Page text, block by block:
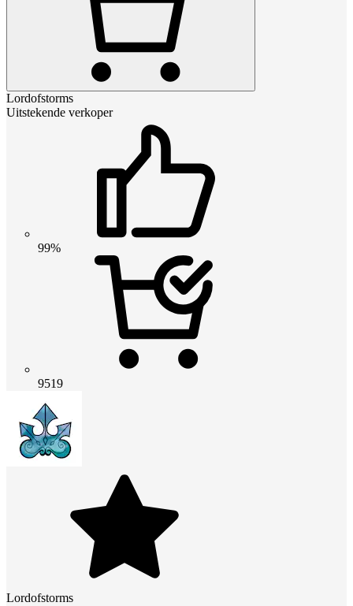
Lordofstorms
Uitstekende verkoper
99%
9519
Lordofstorms